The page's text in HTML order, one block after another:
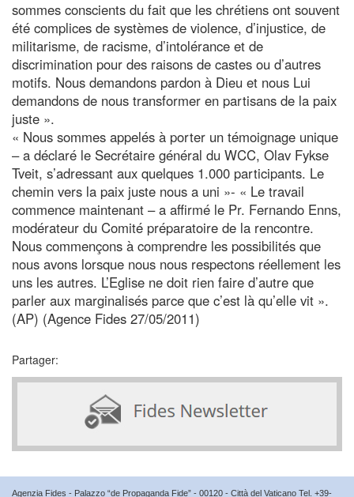
sommes conscients du fait que les chrétiens ont souvent
été complices de systèmes de violence, d’injustice, de
militarisme, de racisme, d’intolérance et de
discrimination pour des raisons de castes ou d’autres
motifs. Nous demandons pardon à Dieu et nous Lui
demandons de nous transformer en partisans de la paix
juste ».
« Nous sommes appelés à porter un témoignage unique
– a déclaré le Secrétaire général du WCC, Olav Fykse
Tveit, s’adressant aux quelques 1.000 participants. Le
chemin vers la paix juste nous a uni »- « Le travail
commence maintenant – a affirmé le Pr. Fernando Enns,
modérateur du Comité préparatoire de la rencontre.
Nous commençons à comprendre les possibilités que
nous avons lorsque nous nous respectons réellement les
uns les autres. L’Eglise ne doit rien faire d’autre que
parler aux marginalisés parce que c’est là qu’elle vit ».
(AP) (Agence Fides 27/05/2011)
Partager:
Agenzia Fides - Palazzo “de Propaganda Fide” - 00120 - Città del Vaticano Tel. +39-